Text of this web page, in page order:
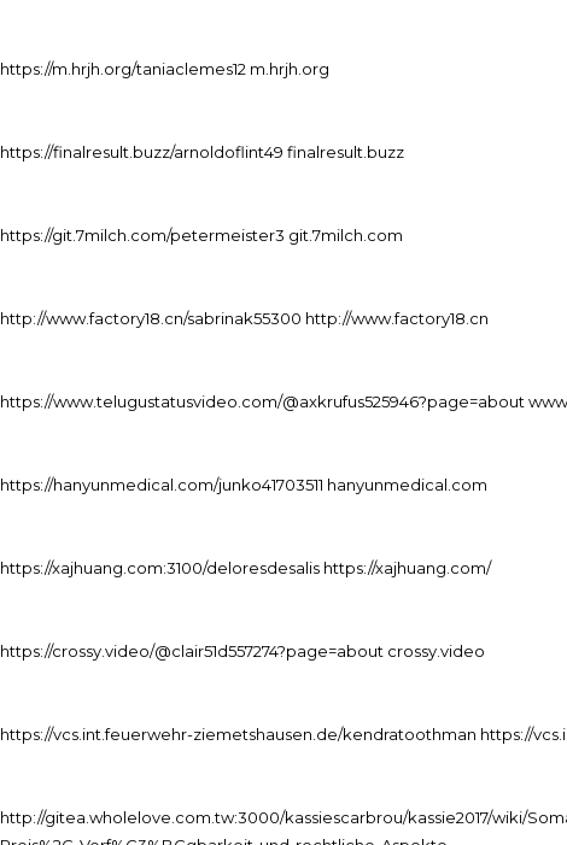
https://m.hrjh.org/taniaclemes12 m.hrjh.org
https://finalresult.buzz/arnoldoflint49 finalresult.buzz
https://git.7milch.com/petermeister3 git.7milch.com
http://www.factory18.cn/sabrinak55300 http://www.factory18.cn
https://www.telugustatusvideo.com/@axkrufus525946?page=about
https://hanyunmedical.com/junko41703511 hanyunmedical.com
https://xajhuang.com:3100/deloresdesalis https://xajhuang.com/
https://crossy.video/@clair51d557274?page=about crossy.video
https://vcs.int.feuerwehr-ziemetshausen.de/kendratoothman https://
http://gitea.wholelove.com.tw:3000/kassiescarbrou/kassie2017/wiki/